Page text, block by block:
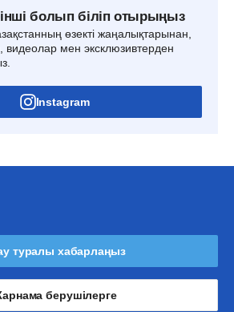
болып біліп отырыңыз
өзекті жаңалықтарынан,
видеолар мен эксклюзивтерден
Instagram
туралы хабарлаңыз
берушілерге